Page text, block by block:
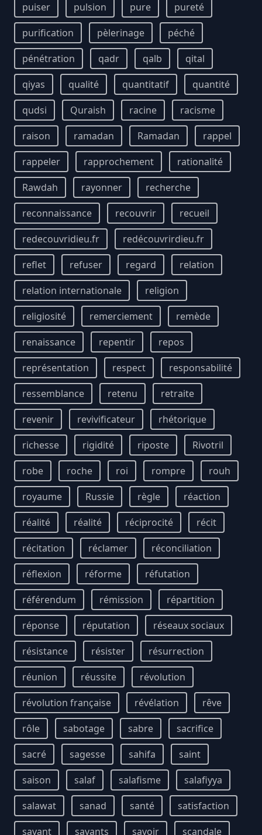
puiser
pulsion pure
pureté
purification
pèlerinage
péché
pénétration
qadr qalb
qital
qiyas
qualité quantitatif
quantité
qudsi
Quraish racine
racisme
raison
ramadan Ramadan
rappel
rappeler
rapprochement
rationalité
Rawdah
rayonner
recherche
reconnaissance
recouvrir
recueil
redecouvridieu.fr
redécouvrirdieu.fr
reflet
refuser regard
relation
relation internationale
religion
religiosité
remerciement
remède
renaissance
repentir
repos
représentation
respect
responsabilité
ressemblance
retenu
retraite
revenir
revivificateur
rhétorique
richesse
rigidité riposte
Rivotril
robe
roche roi rompre
rouh
royaume
Russie règle
réaction
réalité
réalité réciprocité
récit
récitation
réclamer
réconciliation
réflexion
réforme
réfutation
référendum
rémission
répartition
réponse
réputation
réseaux sociaux
résistance
résister
résurrection
réunion
réussite
révolution
révolution française
révélation
rêve
rôle
sabotage sabre
sacrifice
sacré
sagesse sahifa
saint
saison
salaf salafisme
salafiyya
salawat
sanad santé
satisfaction
savant
savants savoir scandale